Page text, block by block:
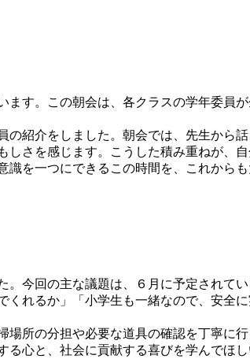
す。この朝会は、各クラスの学年委員
紹介をしました。朝会では、先生から
さを感じます。こうした積み重ねが、
を一つにできるこの時間を、これから
今回の主な議題は、６月に予定されてい
れるか」「小学生も一緒なので、安全に
所の分担や必要な道具の確認を丁寧に
心と、社会に貢献する喜びを学んでほ